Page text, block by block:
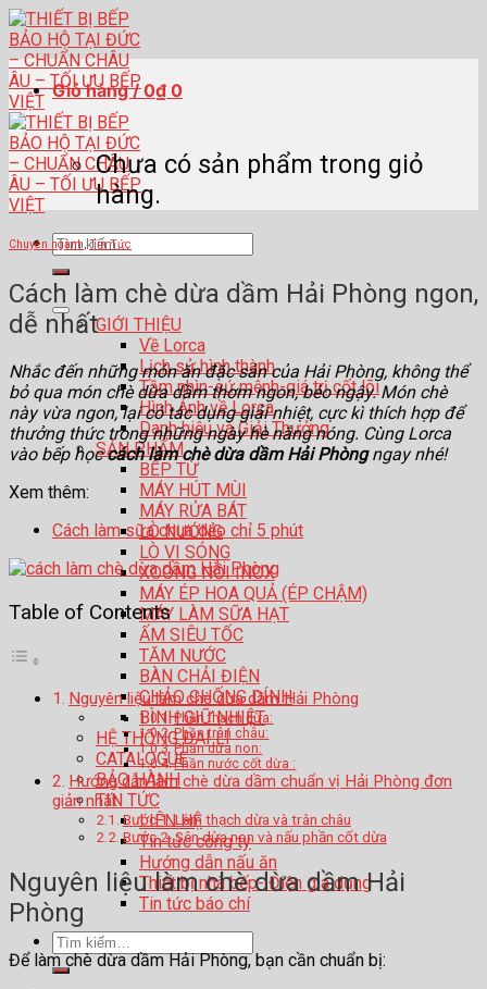
Skip
to
content
Tìm
kiếm:
GIỚI THIỆU
Về Lorca
Lịch sử hình thành
Tầm nhìn-sứ mệnh-giá trị cốt lõi
Hình Ảnh về Lorca
Danh hiệu và Giải Thưởng
SẢN PHẨM
BẾP TỪ
MÁY HÚT MÙI
MÁY RỬA BÁT
LÒ NƯỚNG
LÒ VI SÓNG
XOONG NỒI INOX
MÁY ÉP HOA QUẢ (ÉP CHẬM)
MÁY LÀM SỮA HẠT
ẤM SIÊU TỐC
TĂM NƯỚC
BÀN CHẢI ĐIỆN
CHẢO CHỐNG DÍNH
BÌNH GIỮ NHIỆT
HỆ THỐNG ĐẠI LÍ
CATALOGUE
BẢO HÀNH
TIN TỨC
LIÊN HỆ
Tin tức công ty
Hướng dẫn nấu ăn
Thiết bị nhà bếp- Điện gia dụng
Tin tức báo chí
Tìm
kiếm:
Giỏ hàng /0₫ 0
Chưa có sản phẩm trong giỏ
hàng.
Chuyên ngành,Tin Tức
Cách làm chè dừa dầm Hải Phòng ngon,
dễ nhất
Nhắc đến những món ăn đặc sản của Hải Phòng, không thể
bỏ qua món chè dừa dầm thơm ngon, béo ngậy. Món chè
này vừa ngon, lại có tác dụng giải nhiệt, cực kì thích hợp để
thưởng thức trong những ngày hè nắng nóng. Cùng Lorca
vào bếp họccách làm chè dừa dầm Hải Phòngngay nhé!
Xem thêm:
Cách làm sữa chua dẻo chỉ 5 phút
Table of Contents
Nguyên liệu làm chè dừa dầm Hải Phòng
Phần thạch dừa:
Phần trân châu:
Phần dừa non:
Phần nước cốt dừa :
Hướng dẫn làm chè dừa dầm chuẩn vị Hải Phòng đơn
giản nhất
Bước 1. Làm thạch dừa và trân châu
Bước 2. Sên dừa non và nấu phần cốt dừa
Nguyên liệu làm chè dừa dầm Hải
Phòng
Để làm chè dừa dầm Hải Phòng, bạn cần chuẩn bị: